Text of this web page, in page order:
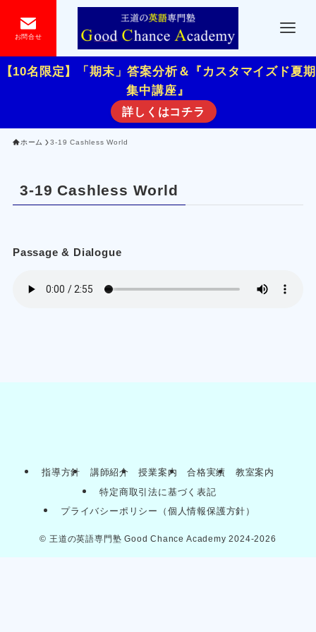
お問合せ
【10名限定】「期末」答案分析＆『カスタマイズド夏期
集中講座』
詳しくはコチラ
ホーム 3-19 Cashless World
3-19 Cashless World
Passage & Dialogue
指導方針 講師紹介 授業案内 合格実績
教室案内
特定商取引法に基づく表記
プライバシーポリシー（個人情報保護方針）
© 王道の英語専門塾 Good Chance Academy 2024-2026